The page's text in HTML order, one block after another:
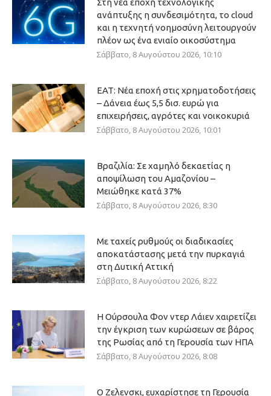
ανάπτυξης η συνδεσιμότητα, το cloud
και η τεχνητή νοημοσύνη λειτουργούν
πλέον ως ένα ενιαίο οικοσύστημα
Σάββατο, 8 Αυγούστου 2026, 10:10
ΕΑΤ: Νέα εποχή στις χρηματοδοτήσεις
– Δάνεια έως 5,5 δισ. ευρώ για
επιχειρήσεις, αγρότες και νοικοκυριά
Σάββατο, 8 Αυγούστου 2026, 10:01
Βραζιλία: Σε χαμηλό δεκαετίας η
αποψίλωση του Αμαζονίου –
Μειώθηκε κατά 37%
Σάββατο, 8 Αυγούστου 2026, 8:30
Με ταχείς ρυθμούς οι διαδικασίες
αποκατάστασης μετά την πυρκαγιά
στη Δυτική Αττική
Σάββατο, 8 Αυγούστου 2026, 8:22
Η Ούρσουλα Φον ντερ Λάιεν χαιρετίζει
την έγκριση των κυρώσεων σε βάρος
της Ρωσίας από τη Γερουσία των ΗΠΑ
Σάββατο, 8 Αυγούστου 2026, 8:08
Ο Ζελενσκι, ευχαρίστησε τη Γερουσία